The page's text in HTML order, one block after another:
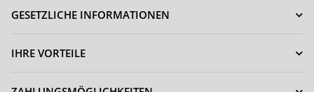
GESETZLICHE INFORMATIONEN
IHRE VORTEILE